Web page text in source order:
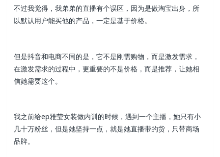
不过我觉得，我弟弟的直播有个误区，因为是做淘宝出身，所
以默认用户能买他的产品，一定是基于价格。
但是抖音和电商不同的是，它不是刚需购物，而是激发需求，
在激发需求的过程中，更重要的不是价格，而是推荐，让她相
信她需要这个。
我之前给ep雅莹女装做内训的时候，遇到一个主播，她只有小
几十万粉丝，但是她坚持一点，就是她直播带的货，只带商场
品牌。